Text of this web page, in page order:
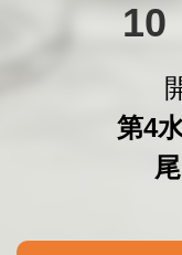
10
第4